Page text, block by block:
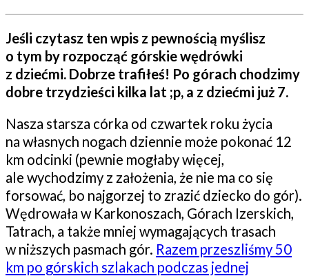
Jeśli czytasz ten wpis z pewnością myślisz
o tym by rozpocząć górskie wędrówki
z dziećmi. Dobrze trafiłeś! Po górach chodzimy
dobre trzydzieści kilka lat ;p, a z dziećmi już 7.
Nasza starsza córka od czwartek roku życia
na własnych nogach dziennie może pokonać 12
km odcinki (pewnie mogłaby więcej,
ale wychodzimy z założenia, że nie ma co się
forsować, bo najgorzej to zrazić dziecko do gór).
Wędrowała w Karkonoszach, Górach Izerskich,
Tatrach, a także mniej wymagających trasach
w niższych pasmach gór. Razem przeszliśmy 50
km po górskich szlakach podczas jednej